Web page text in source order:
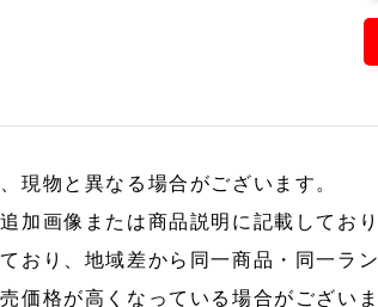
現物と異なる場合がございます。
加画像または商品説明に記載しており
おり、地域差から同一商品・同一ラ
価格が高くなっている場合がござい